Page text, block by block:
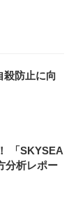
殺防止に向
「SKYSEA
分析レポー